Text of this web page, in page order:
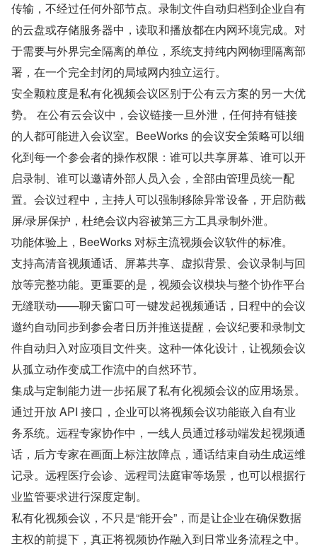
传输，不经过任何外部节点。录制文件自动归档到企业自有
的云盘或存储服务器中，读取和播放都在内网环境完成。对
于需要与外界完全隔离的单位，系统支持纯内网物理隔离部
署，在一个完全封闭的局域网内独立运行。
安全颗粒度是私有化视频会议区别于公有云方案的另一大优
势。 在公有云会议中，会议链接一旦外泄，任何持有链接
的人都可能进入会议室。BeeWorks 的会议安全策略可以细
化到每一个参会者的操作权限：谁可以共享屏幕、谁可以开
启录制、谁可以邀请外部人员入会，全部由管理员统一配
置。会议过程中，主持人可以强制移除异常设备，开启防截
屏/录屏保护，杜绝会议内容被第三方工具录制外泄。
功能体验上，BeeWorks 对标主流视频会议软件的标准。
支持高清音视频通话、屏幕共享、虚拟背景、会议录制与回
放等完整功能。更重要的是，视频会议模块与整个协作平台
无缝联动——聊天窗口可一键发起视频通话，日程中的会议
邀约自动同步到参会者日历并推送提醒，会议纪要和录制文
件自动归入对应项目文件夹。这种一体化设计，让视频会议
从孤立动作变成工作流中的自然环节。
集成与定制能力进一步拓展了私有化视频会议的应用场景。
通过开放 API 接口，企业可以将视频会议功能嵌入自有业
务系统。远程专家协作中，一线人员通过移动端发起视频通
话，后方专家在画面上标注故障点，通话结束自动生成运维
记录。远程医疗会诊、远程司法庭审等场景，也可以根据行
业监管要求进行深度定制。
私有化视频会议，不只是“能开会”，而是让企业在确保数据
主权的前提下，真正将视频协作融入到日常业务流程之中。